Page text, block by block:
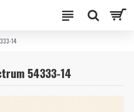
14
54333-14